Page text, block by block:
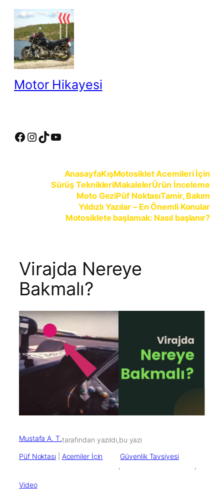
İçeriğe
Motor Hikayesi
Facebook InstagramTikTok YouTube
AnasayfaKışMotosiklet Acemileri İçin
Sürüş TeknikleriMakalelerÜrün İnceleme
Moto GeziPüf NoktasıTamir, Bakım
Yıldızlı Yazılar – En Önemli Konular
Motosiklete başlamak: Nasıl başlanır?
Virajda Nereye
Bakmalı?
Mustafa A. T.tarafından yazıldı,bu yazı
Püf Noktası
Acemiler İçin
Güvenlik Tavsiyesi
Video